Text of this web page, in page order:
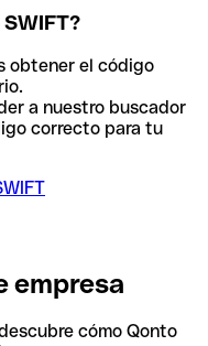
obtener el código
a nuestro buscador
correcto para tu
empresa
cómo Qonto